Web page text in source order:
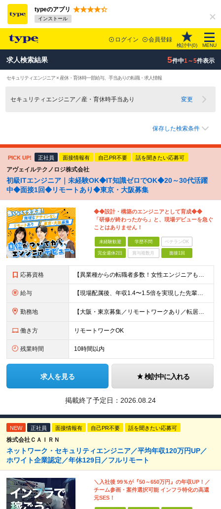
typeのアプリ
インストール
ログイン 会員登録
検討中(0) MENU
求人検索結果 5件中1～5件表示
セキュリティエンジニア × 産休・育休時一部給与、手当ありの転職・求人情報
セキュリティエンジニア／産・育休時手当あり 変更
保存した検索条件
PICK UP! 正社員 面接情報有 自己PR不要 話を聞きたい応募可
アヴェイルテクノロジ株式会社
初級ITエンジニア｜未経験OK◆IT知識ゼロでOK◆20～30代活躍
中◆面接1回◆リモートあり◆東京・大阪募集
◆◆設計・構築のエンジニアとして育成◆◆
「研修が終わったから」と、現場デビューを急ぐ
ことはありません！
未経験歓迎 学歴不問 ベテランOK
完全週休2日 賞与複数月 面接1回
応募資格 【異業種からの転職者多数！女性エンジニアも活躍中】 ◆学歴不問 ◆未経験OK ≪こんな方を歓迎しています≫ ◎未経験から成長できる環境で活躍したい方 ◎大学やスクールでIT系のスキルを学んだことのあ
給与 【現場配属後、年収1.4〜1.5倍を実現した先輩も！残業代全額支給】 ◆給与は経験やスキルに応じて決定します ◆年俸制250万円～350万円（1/12を月々支給） ≪年収UPの例≫ ◎飲食業からのキ
勤務地 【大阪・東京募集／リモートワークあり／転居を伴う転勤なし】 東京本社、大阪事務所、または東京23区内・関西（大阪・兵庫）の各クライアント先勤務 ◆入社後、約1年間はクライアント先ではなく 自社内（東
働き方 リモートワークOK
残業時間 10時間以内
求人を見る 検討中に入れる
掲載終了予定日： 2026.08.24
NEW 正社員 面接情報有 自己PR不要 話を聞きたい応募可
株式会社ＣＡＩＲＮ
ネットワーク・セキュリティエンジニア／平均年収120万円UP／
ホワイト企業認定／年休129日／フルリモート
＼入社後 99％が『50～650万円』の年収UP！／
チーム参画・案件選択可能 インフラ特化の高還
元SES！